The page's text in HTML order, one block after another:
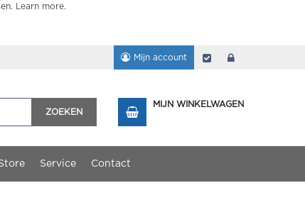
Learn more.
Mijn account Afrekenen
ZOEKEN
MIJN WINKELWAGEN
Service Contact